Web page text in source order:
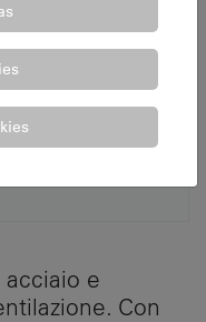
acciaio e
Con